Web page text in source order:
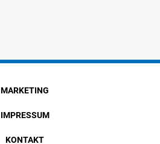
MARKETING
IMPRESSUM
KONTAKT